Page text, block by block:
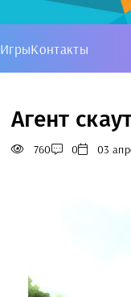
ИгрыКонтакты
Агент
760 0 03